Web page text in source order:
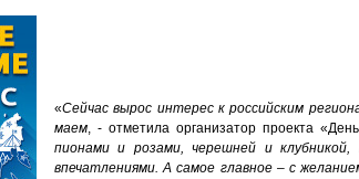
«Сейчас вырос интерес к российским
маем, - отметила организатор проекта
пионами и розами, черешней и
впечатлениями. А самое главное – с